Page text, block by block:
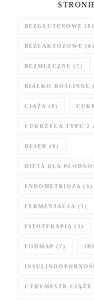
BEZGLUTENOWE (8)
BEZLAKTOZOWE (6)
BEZMLECZNE (7)
BIAŁKO ROŚLINNE
CIĄŻA (8)
CUKRZYCA TYPU 2
DESER (9)
DIETA DLA
ENDOMETRIOZA (3)
FERMENTACJA (5)
FITOTERAPIA (3)
FODMAP (7) IBS
I TRYMESTR CIĄŻY